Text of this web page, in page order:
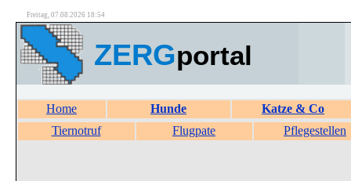
Freitag, 07.08.2026 18:54
ZERGportal
Home Hunde
Katze & Co
Tiernotruf
Flugpate Pflegestellen